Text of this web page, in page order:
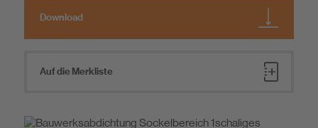
Download
Auf die Merkliste